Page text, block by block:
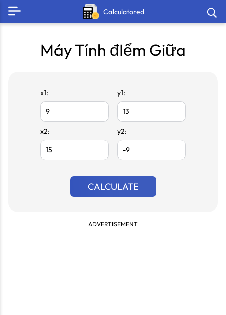
Calculatored
Máy Tính đIểm Giữa
x1: y1:
x2: y2:
CALCULATE
ADVERTISEMENT